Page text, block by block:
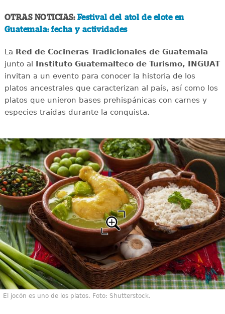
OTRAS NOTICIAS:Festival del atol de elote en
Guatemala: fecha y actividades
La Red de Cocineras Tradicionales de Guatemala
junto al Instituto Guatemalteco de Turismo, INGUAT
invitan a un evento para conocer la historia de los
platos ancestrales que caracterizan al país, así como los
platos que unieron bases prehispánicas con carnes y
especies traídas durante la conquista.
El jocón es uno de los platos. Foto: Shutterstock.